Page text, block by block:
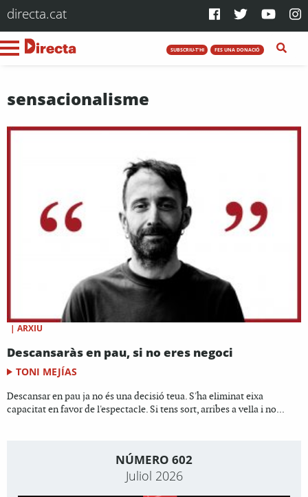
directa.cat
SUBSCRIU-T'HI FES UNA DONACIÓ
sensacionalisme
| ARXIU
Descansaràs en pau, si no eres negoci
TONI MEJÍAS
Descansar en pau ja no és una decisió teua. S'ha eliminat eixa
capacitat en favor de l'espectacle. Si tens sort, arribes a vella i no...
NÚMERO 602
Juliol 2026